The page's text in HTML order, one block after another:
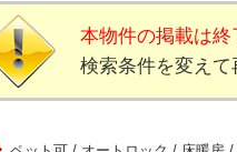
本物件の掲載は終
検索条件を変えて